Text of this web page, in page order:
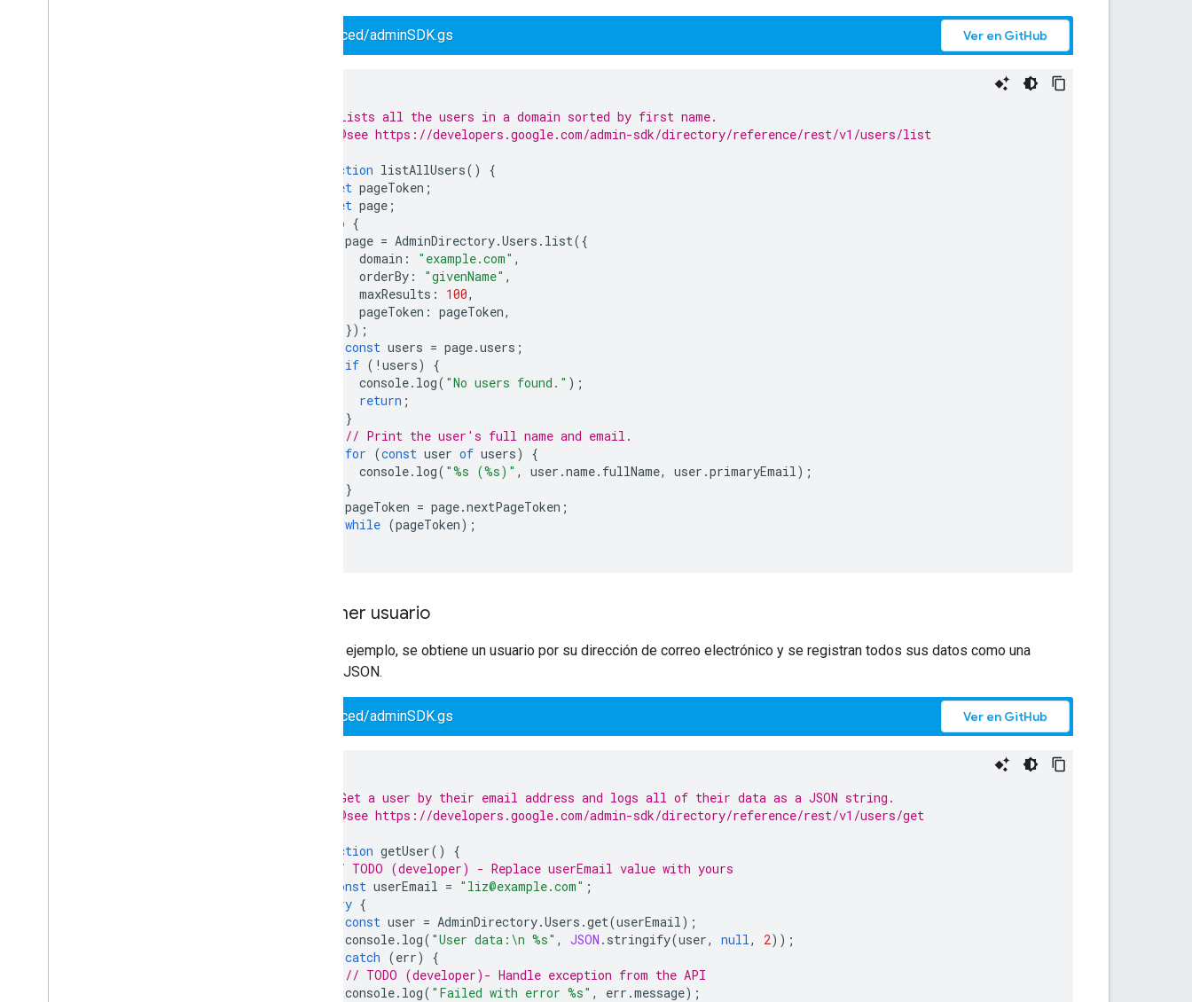
advanced/adminSDK.gs Ver en GitHub
* Lists all the users in a domain sorted by first name.
* @see https://developers.google.com/admin-sdk/directory/reference/rest/v1/users/list
function listAllUsers()
{
let pageToken ;
let page ;
do {
page = AdminDirectory.Users . list({
domain : "example.com" ,
orderBy : "givenName" ,
maxResults : 100,
pageToken : pageToken,
});
const users = page.users ;
if ( ! users)
{
console. log( "No users found." );
return ;
}
// Print the user's full name and email.
for (const user of users)
{
console. log( "%s (%s)" , user .name. fullName, user .primaryEmail);
}
pageToken = page.nextPageToken ;
while (pageToken);
Obtener usuario
En este ejemplo, se obtiene un usuario por su dirección de correo electrónico y se registran todos sus datos como una
cadena JSON.
advanced/adminSDK.gs Ver en GitHub
* Get a user by their email address and logs all of their data as a JSON string.
* @see https://developers.google.com/admin-sdk/directory/reference/rest/v1/users/get
function getUser()
{
// TODO (developer) - Replace userEmail value with yours
const userEmail = "liz@example.com" ;
try {
const user = AdminDirectory.Users .get(userEmail);
console. log( "User data:\n %s" , JSON . stringify(user, null, 2));
catch (err)
{
// TODO (developer)- Handle exception from the API
console. log( "Failed with error %s" , err .message);